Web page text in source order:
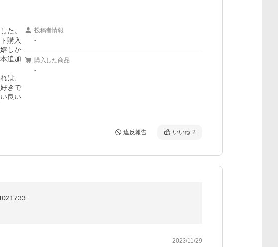
た。
購入
しか
追加
は、
きで
良い
投稿者情報
-
購入した商品
-
違反報告 いいね 2
2023/11/29